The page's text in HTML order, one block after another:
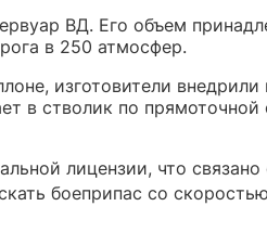
ВД. Его объем
в 250 атмосфер.
изготовители внедрили
в стволик по
лицензии, что
боеприпас со